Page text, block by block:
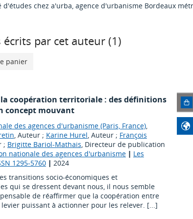
d'études chez a'urba, agence d'urbanisme Bordeaux
par cet auteur (1 )
panier
la coopération territoriale : des définitions
concept mouvant
des agences d'urbanisme (Paris, France),
, Auteur ; Karine Hurel, Auteur ; François
; Brigitte Bariol-Mathais, Directeur de publication
nationale des agences d'urbanisme| Les
1295-5760| 2024
transitions socio-économiques et
qui se dressent devant nous, il nous semble
de réaffirmer que la coopération entre
puissant à actionner pour les relever. [...]